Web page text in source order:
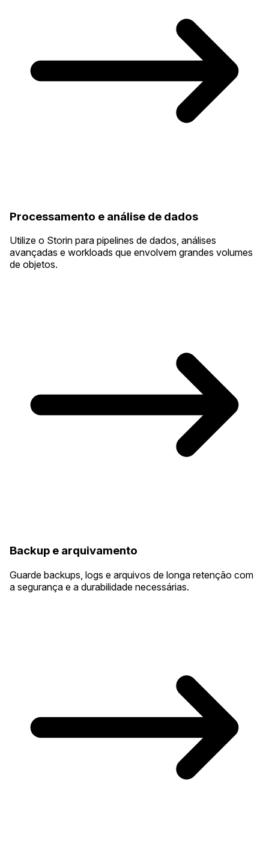
Processamento e análise de dados
Utilize o Storin para pipelines de dados, análises
avançadas e workloads que envolvem grandes volumes
de objetos.
Backup e arquivamento
Guarde backups, logs e arquivos de longa retenção com
a segurança e a durabilidade necessárias.